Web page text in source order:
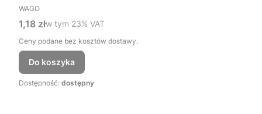
PRODUCENT
WAGO
Cena brutto
1,18 złw tym %s VAT
w tym 23% VAT
Ceny podane bez kosztów dostawy.
Do koszyka
Dostępność: dostępny